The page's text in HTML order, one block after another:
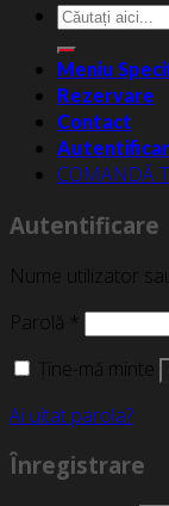
Caută
după:
Meniu
Rezervare
Contact
COMANDĂ
Autentificare
Nume utilizator
Parolă *
Ține-mă minte
Ai uitat parola?
Înregistrare